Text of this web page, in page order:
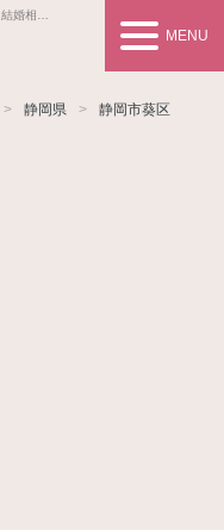
結婚相談所事業者情報や婚活お見合いの悩み、対策を紹介します。
MENU
静岡県 静岡市葵区